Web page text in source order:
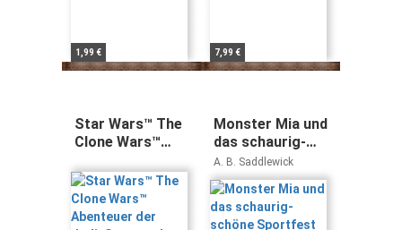
1,99 € 7,99 €
Star Wars™ The
Clone Wars™
Jedi: Spannende
Geschichten
Monster Mia und
das schaurig-
schöne
Sportfest
A. B. Saddlewick